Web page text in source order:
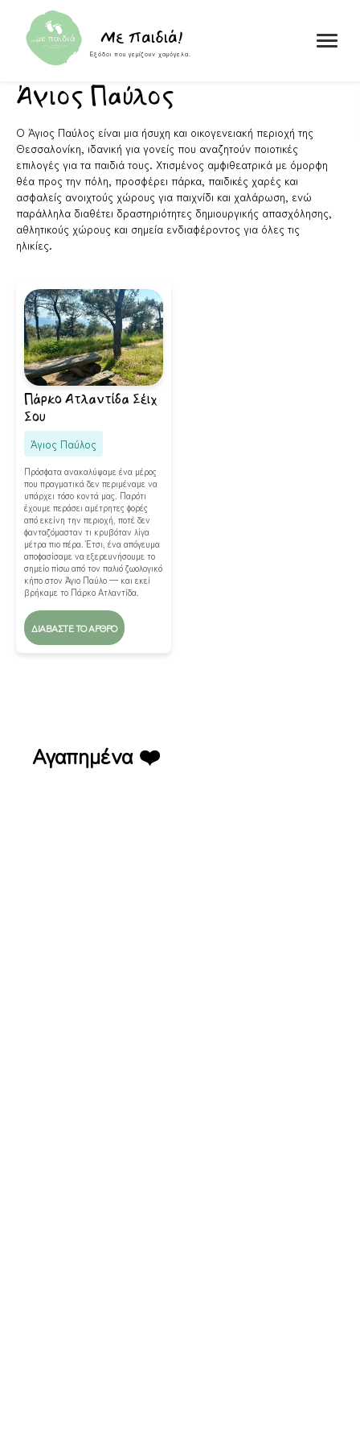
Με παιδιά!
Εξόδοι που γεμίζουν χαμόγελα.
Skip to content
Άγιος Παύλος
Ο Άγιος Παύλος είναι μια ήσυχη και οικογενειακή περιοχή της
Θεσσαλονίκη, ιδανική για γονείς που αναζητούν ποιοτικές
επιλογές για τα παιδιά τους. Χτισμένος αμφιθεατρικά με όμορφη
θέα προς την πόλη, προσφέρει πάρκα, παιδικές χαρές και
ασφαλείς ανοιχτούς χώρους για παιχνίδι και χαλάρωση, ενώ
παράλληλα διαθέτει δραστηριότητες δημιουργικής απασχόλησης,
αθλητικούς χώρους και σημεία ενδιαφέροντος για όλες τις
ηλικίες.
Πάρκο Ατλαντίδα Σέιχ
Σου
Άγιος Παύλος
Πρόσφατα ανακαλύψαμε ένα μέρος
που πραγματικά δεν περιμέναμε να
υπάρχει τόσο κοντά μας. Παρότι
έχουμε περάσει αμέτρητες φορές
από εκείνη την περιοχή, ποτέ δεν
φανταζόμασταν τι κρυβόταν λίγα
μέτρα πιο πέρα. Έτσι, ένα απόγευμα
αποφασίσαμε να εξερευνήσουμε το
σημείο πίσω από τον παλιό ζωολογικό
κήπο στον Άγιο Παύλο — και εκεί
βρήκαμε το Πάρκο Ατλαντίδα.
ΔΙΑΒΆΣΤΕ ΤΟ ΆΡΘΡΟ
Αγαπημένα ❤️